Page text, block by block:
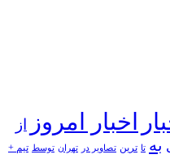
اخبار امروز از
به تا ترین تصاویر در تهران توسط تیم +